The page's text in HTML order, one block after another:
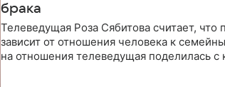
брака
Телеведущая Роза Сябитова считает, что
зависит от отношения человека к
на отношения телеведущая поделилась с